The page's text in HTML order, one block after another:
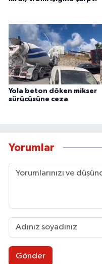
Yola beton döken mikser
sürücüsüne ceza
Yorumlar
Gönder